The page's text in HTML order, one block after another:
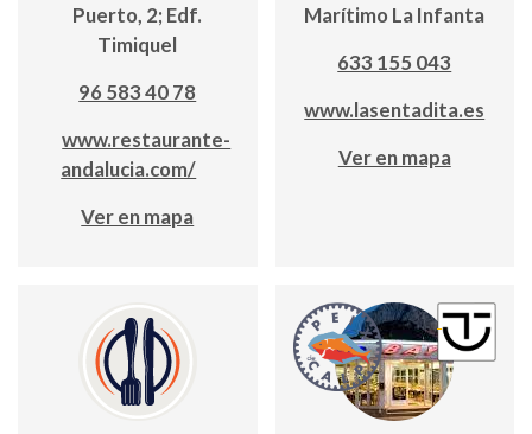
Puerto, 2; Edf.
Timiquel
96 583 40 78
www.restaurante-
andalucia.com/
Ver en mapa
Marítimo La Infanta
633 155 043
www.lasentadita.es
Ver en mapa